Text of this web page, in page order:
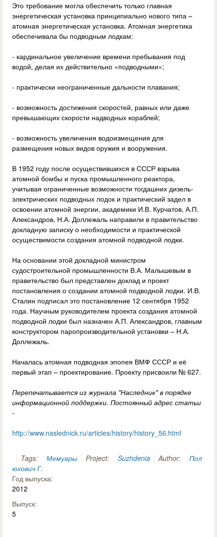
Это требование могла обеспечить только главная
энергетическая установка принципиально нового типа –
атомная энергетическая установка. Атомная энергетика
обеспечивала бы подводным лодкам:
- кардинальное увеличение времени пребывания под
водой, делая их действительно «подводными»;
- практически неограниченные дальности плавания;
- возможность достижения скоростей, равных или даже
превышающих скорости надводных кораблей;
- возможность увеличения водоизмещения для
размещения новых видов оружия и вооружения.
В 1952 году после осуществившихся в СССР взрыва
атомной бомбы и пуска промышленного реактора,
учитывая ограниченные возможности тогдашних дизель-
электрических подводных лодок и практический задел в
освоении атомной энергии, академики И.В. Курчатов, А.П.
Александров, Н.А. Доллежаль направили в правительство
докладную записку о необходимости и практической
осуществимости создания атомной подводной лодки.
На основании этой докладной министром
судостроительной промышленности В.А. Малышевым в
правительство был представлен доклад и проект
постановления о создании атомной подводной лодки. И.В.
Сталин подписал это постановление 12 сентября 1952
года. Научным руководителем проекта создания атомной
подводной лодки был назначен А.П. Александров, главным
конструктором паропроизводительной установки – Н.А.
Доллежаль.
Началась атомная подводная эпопея ВМФ СССР и её
первый этап – проектирование. Проекту присвоили № 627.
Перепечатывается из журнала "Наследник" в порядке
информационной поддержки. Постоянный адрес статьи
-
http://www.naslednick.ru/articles/history/history_56.html
Tags: Мемуары Project: Suzhdenia Author:
Пол
юхович Г.
Год выпуска:
2012
Выпуск:
5